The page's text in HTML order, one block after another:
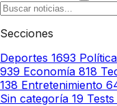
Secciones
Deportes 1693 Política
939 Economía 818
138 Entretenimiento
Sin categoría 19 Tests